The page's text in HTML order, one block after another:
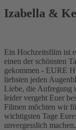
Izabella &
Ein Hochzeitsfilm ist
einen der schönsten
gekommen - EURE
liebsten jeden
Liebe, die Aufregung
leider vergeht Euer
Filmen möchten wir
wichtigsten Tage
unvergesslich machen.